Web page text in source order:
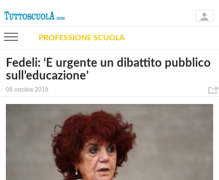
PROFESSIONE SCUOLA
Fedeli: ‘È urgente un dibattito pubblico
sull’educazione’
08 ottobre 2018